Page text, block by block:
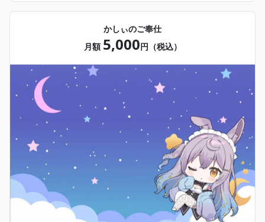
かしぃのご奉仕
月額 5,000円（税込）